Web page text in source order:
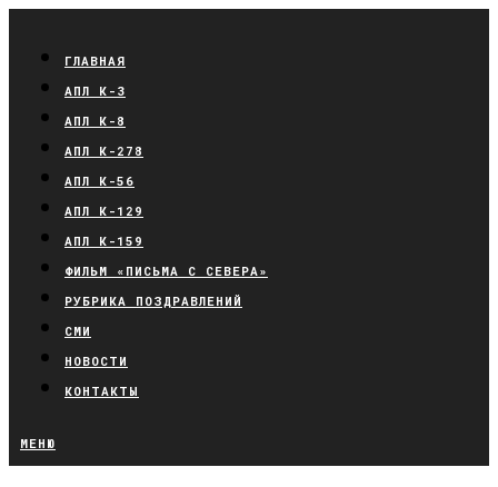
ГЛАВНАЯ
АПЛ К-3
АПЛ К-8
АПЛ К-278
АПЛ К-56
АПЛ К-129
АПЛ К-159
ФИЛЬМ «ПИСЬМА С СЕВЕРА»
РУБРИКА ПОЗДРАВЛЕНИЙ
СМИ
НОВОСТИ
КОНТАКТЫ
МЕНЮ